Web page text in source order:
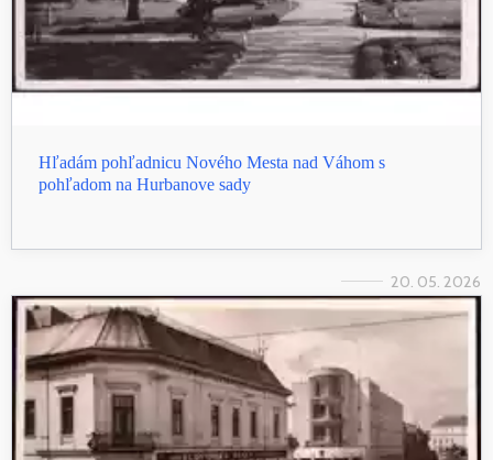
Hľadám pohľadnicu Nového Mesta nad Váhom s
pohľadom na Hurbanove sady
20. 05. 2026